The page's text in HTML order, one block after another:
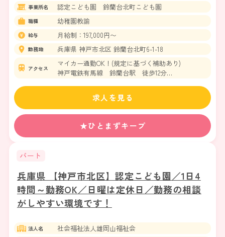
事業所名 認定こども園 鈴蘭台北町こども園
職種 幼稚園教諭
給与 月給制：197,000円〜
勤務地 兵庫県 神戸市北区 鈴蘭台北町6-1-18
アクセス
マイカー通勤OK！(規定に基づく補助あり)
神戸電鉄有馬線 鈴蘭台駅 徒歩12分
★ひとまずキープ
求人を見る
パート
兵庫県 【神戸市北区】認定こども園／1日4
時間～勤務OK／日曜は定休日／勤務の相談
がしやすい環境です！
法人名 社会福祉法人雄岡山福祉会